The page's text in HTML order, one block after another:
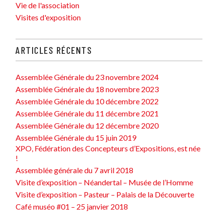
Vie de l'association
Visites d'exposition
ARTICLES RÉCENTS
Assemblée Générale du 23 novembre 2024
Assemblée Générale du 18 novembre 2023
Assemblée Générale du 10 décembre 2022
Assemblée Générale du 11 décembre 2021
Assemblée Générale du 12 décembre 2020
Assemblée Générale du 15 juin 2019
XPO, Fédération des Concepteurs d’Expositions, est née
!
Assemblée générale du 7 avril 2018
Visite d’exposition – Néandertal – Musée de l’Homme
Visite d’exposition – Pasteur – Palais de la Découverte
Café muséo #01 – 25 janvier 2018